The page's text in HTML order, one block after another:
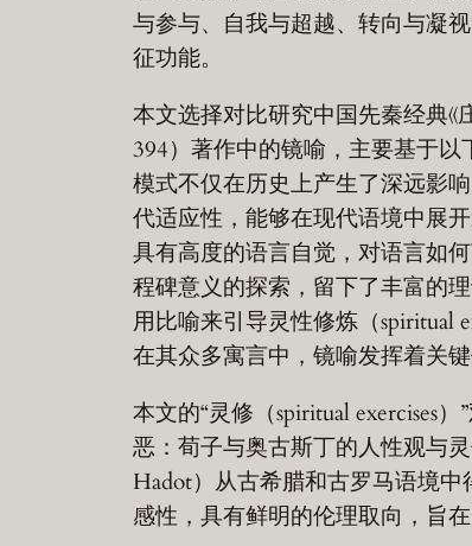
与参与、自我与超越、转向与凝
征功能。
本文选择对比研究中国先秦经典
394）著作中的镜喻，主要基于
模式不仅在历史上产生了深远影
代适应性，能够在现代语境中展
具有高度的语言自觉，对语言如
程碑意义的探索，留下了丰富的
用比喻来引导灵性修炼（spiritual
在其众多寓言中，镜喻发挥着关
本文的“灵修（spiritual exercises
恶：荀子与奥古斯丁的人性观与
Hadot）从古希腊和古罗马语境
感性，具有鲜明的伦理取向，旨